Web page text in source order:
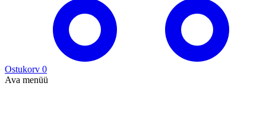
Ostukorv 0
Ava menüü